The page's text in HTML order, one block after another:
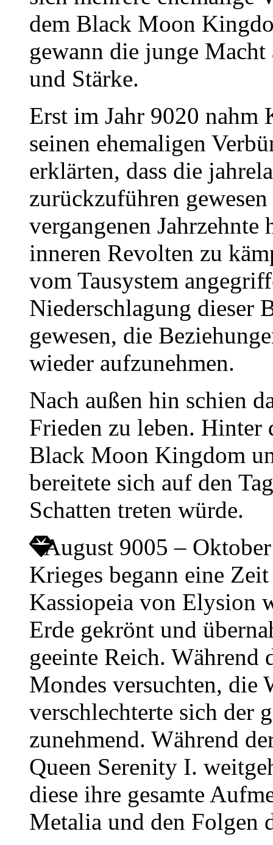
dem Black Moon
gewann die junge
und Stärke.
Erst im Jahr 9020
seinen ehemaligen
erklärten, dass die
zurückzuführen
vergangenen Jahrzehnte
inneren Revolten zu
vom Tausystem
Niederschlagung dieser
gewesen, die
wieder aufzunehmen.
Nach außen hin schien
Frieden zu leben. Hinter
Black Moon Kingdom
bereitete sich auf den
Schatten treten würde.
August 9005 –
Krieges begann eine
Kassiopeia von Elysion
Erde gekrönt und
geeinte Reich. Während
Mondes versuchten, die
verschlechterte sich der
zunehmend. Während
Queen Serenity I.
diese ihre gesamte
Metalia und den Folgen